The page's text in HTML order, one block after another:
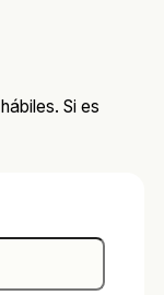
Si es